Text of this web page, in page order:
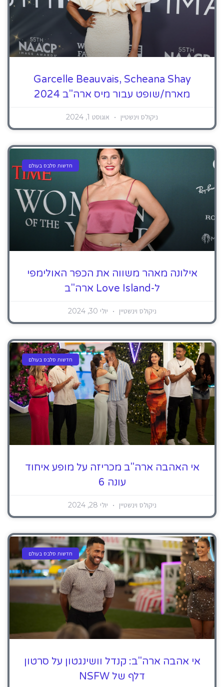
Garcelle Beauvais, Scheana Shay
מארח/שופט עבור מיס ארה"ב 2024
ניקולס וינשטיין אוגוסט 1, 2024
חדשות סלבס בעולם
אילונה מאהר משווה את הכפר האולימפי
ל-Love Island ארה"ב
ניקולס וינשטיין יולי 30, 2024
חדשות סלבס בעולם
אי האהבה ארה"ב מכריזה על מופע איחוד
עונה 6
ניקולס וינשטיין יולי 28, 2024
חדשות סלבס בעולם
אי אהבה ארה"ב: קנדל וושינגטון על סרטון
דלף של NSFW